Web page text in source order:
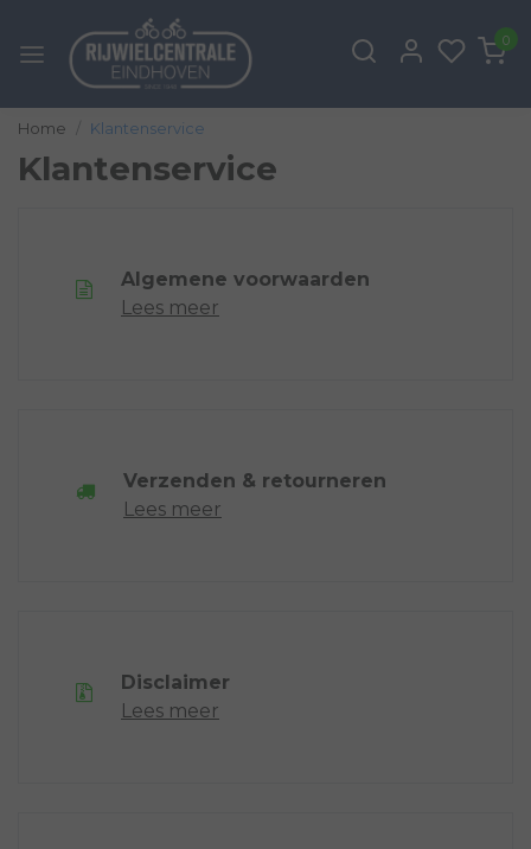
0
Home Klantenservice
Klantenservice
Algemene voorwaarden
Lees meer
Verzenden & retourneren
Lees meer
Disclaimer
Lees meer